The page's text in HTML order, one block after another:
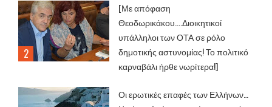
[Με απόφαση
Θεοδωρικάκου....Διοικητικοί
υπάλληλοι των ΟΤΑ σε ρόλο
δημοτικής αστυνομίας! Το πολιτικό
καρναβάλι ήρθε νωρίτερα!]
Οι ερωτικές επαφές των Ελλήνων…